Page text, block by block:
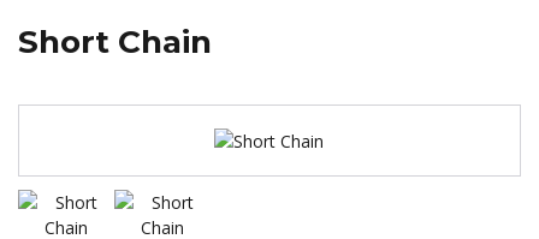
Short Chain